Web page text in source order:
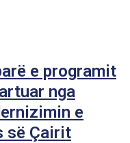
e programit
nga
e
së Çairit